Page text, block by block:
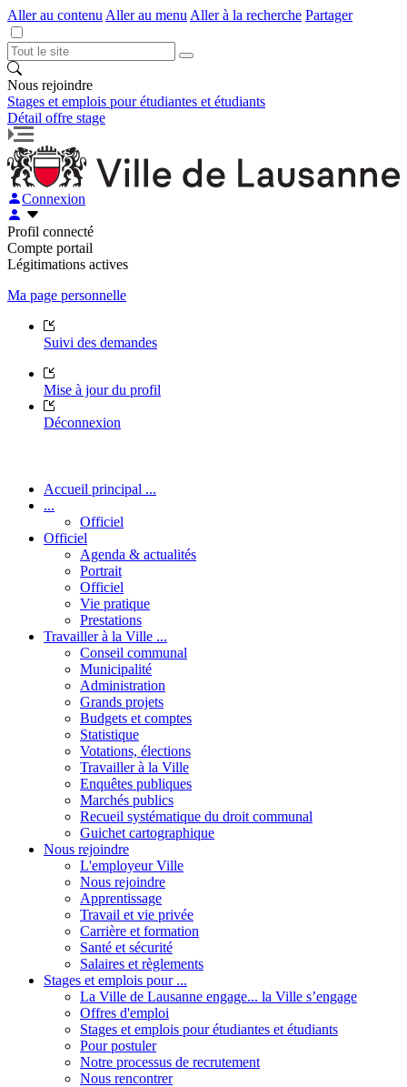
Aller au contenu Aller au menu Aller à la recherche Partager
Nous rejoindre
Stages et emplois pour étudiantes et étudiants
Détail offre stage
Connexion
Profil connecté
Compte portail
Légitimations actives
Ma page personnelle
Suivi des demandes
Mise à jour du profil
Déconnexion
Accueil principal ...
...
Officiel
Officiel
Agenda & actualités
Portrait
Officiel
Vie pratique
Prestations
Travailler à la Ville ...
Conseil communal
Municipalité
Administration
Grands projets
Budgets et comptes
Statistique
Votations, élections
Travailler à la Ville
Enquêtes publiques
Marchés publics
Recueil systématique du droit communal
Guichet cartographique
Nous rejoindre
L'employeur Ville
Nous rejoindre
Apprentissage
Travail et vie privée
Carrière et formation
Santé et sécurité
Salaires et règlements
Stages et emplois pour ...
La Ville de Lausanne engage... la Ville s’engage
Offres d'emploi
Stages et emplois pour étudiantes et étudiants
Pour postuler
Notre processus de recrutement
Nous rencontrer